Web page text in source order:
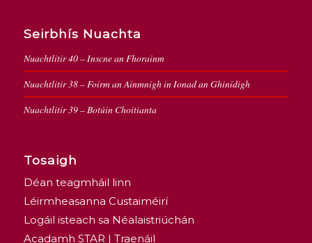
Seirbhís Nuachta
Nuachtlitir 40 – Inscne an Fhorainm
Nuachtlitir 38 – Foirm an Ainmnigh in Ionad an Ghinidigh
Nuachtlitir 39 – Botúin Choitianta
Tosaigh
Déan teagmháil linn
Léirmheasanna Custaiméirí
Logáil isteach sa Néalaistriúchán
Acadamh STAR | Traenáil